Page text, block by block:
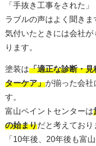
「手抜き工事をされた
ラブルの声はよく聞きま
気付いたときには会社
ります。
塗装は「適正な診断・
ターケア」が揃った会社
す。
富山ペイントセンターは
の始まりだと考えており
「10年後、20年後も富